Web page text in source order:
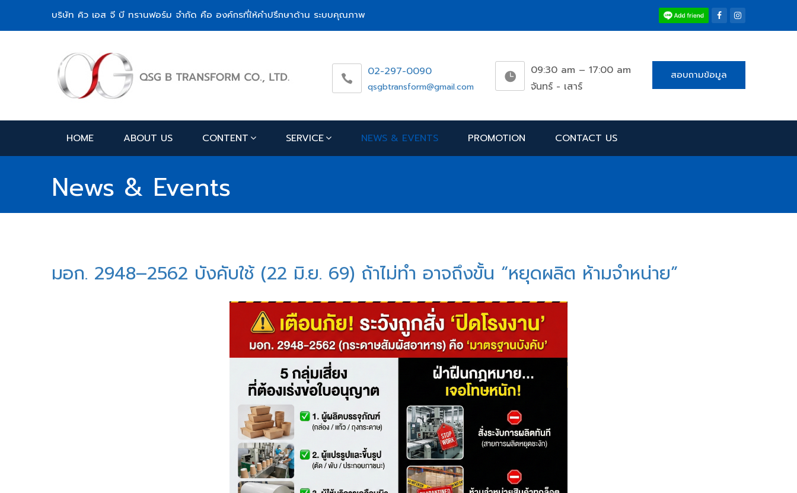
บริษัท คิว เอส จี บี ทรานฟอร์ม จำกัด คือ องค์กรที่ให้คำปรึกษาด้าน ระบบคุณภาพ
02-297-0090
qsgbtransform@gmail.com
09:30 am – 17:00 am
จันทร์ - เสาร์
สอบถามข้อมูล
HOME ABOUT US CONTENT SERVICE NEWS & EVENTS PROMOTION CONTACT US
News & Events
มอก. 2948–2562 บังคับใช้ (22 มิ.ย. 69) ถ้าไม่ทำ อาจถึงขั้น “หยุดผลิต ห้ามจำหน่าย”